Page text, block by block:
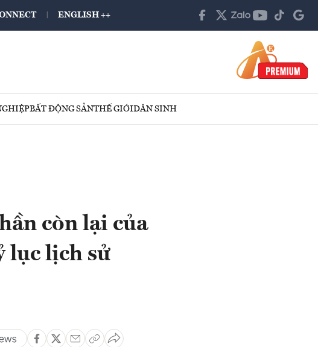
ENGLISH ++
BẤT ĐỘNG SẢNTHẾ GIỚIDÂN SINH
còn lại của
lục lịch sử